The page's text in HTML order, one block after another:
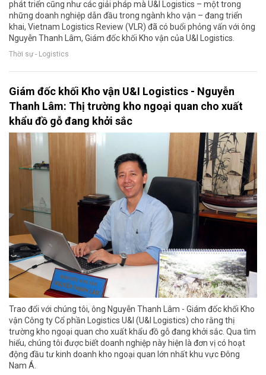
phát triển cũng như các giải pháp mà U&I Logistics – một trong
những doanh nghiệp dẫn đầu trong ngành kho vận – đang triển
khai, Vietnam Logistics Review (VLR) đã có buổi phỏng vấn với ông
Nguyễn Thanh Lâm, Giám đốc khối Kho vận của U&I Logistics.
Thời sự - Logistics
Giám đốc khối Kho vận U&I Logistics - Nguyễn
Thanh Lâm: Thị trường kho ngoại quan cho xuất
khẩu đồ gỗ đang khởi sắc
Trao đổi với chúng tôi, ông Nguyễn Thanh Lâm - Giám đốc khối Kho
vận Công ty Cổ phần Logistics U&I (U&I Logistics) cho rằng thị
trường kho ngoại quan cho xuất khẩu đồ gỗ đang khởi sắc. Qua tìm
hiểu, chúng tôi được biết doanh nghiệp này hiện là đơn vị có hoạt
động đầu tư kinh doanh kho ngoại quan lớn nhất khu vực Đông
Nam Á.